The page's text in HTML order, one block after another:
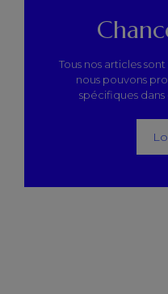
Tous nos articles
nous pouvons
spécifiques dans